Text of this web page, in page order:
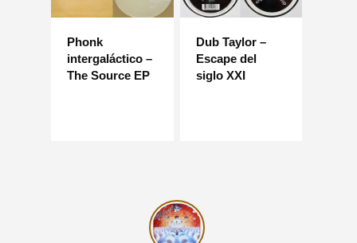
Phonk
intergaláctico –
The Source EP
Dub Taylor –
Escape del
siglo XXI